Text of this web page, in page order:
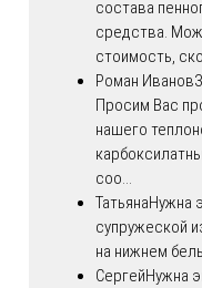
состава
средства.
стоимость,
Роман Иванов
Просим Вас
нашего
соо...
ТатьянаНужна
супружеской
на нижнем
СергейНужна